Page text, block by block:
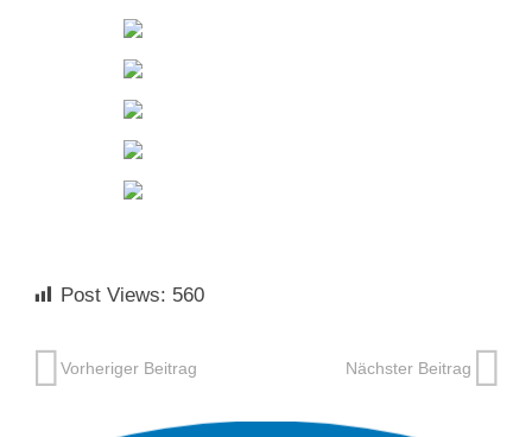
Post Views: 560
Vorheriger Beitrag Nächster Beitrag